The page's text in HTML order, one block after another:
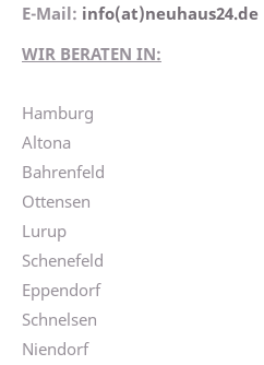
E-Mail: info(at)neuhaus24.de
WIR BERATEN IN:
Hamburg
Altona
Bahrenfeld
Ottensen
Lurup
Schenefeld
Eppendorf
Schnelsen
Niendorf